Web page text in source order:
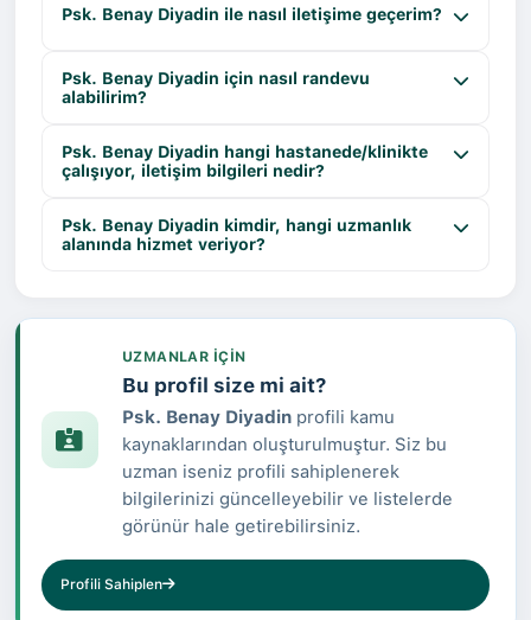
Psk. Benay Diyadin ile nasıl iletişime geçerim?
Psk. Benay Diyadin için nasıl randevu
alabilirim?
Psk. Benay Diyadin hangi hastanede/klinikte
çalışıyor, iletişim bilgileri nedir?
Psk. Benay Diyadin kimdir, hangi uzmanlık
alanında hizmet veriyor?
UZMANLAR IÇIN
Bu profil size mi ait?
Psk. Benay Diyadinprofili kamu
kaynaklarından oluşturulmuştur. Siz bu
uzman iseniz profili sahiplenerek
bilgilerinizi güncelleyebilir ve listelerde
görünür hale getirebilirsiniz.
Profili Sahiplen